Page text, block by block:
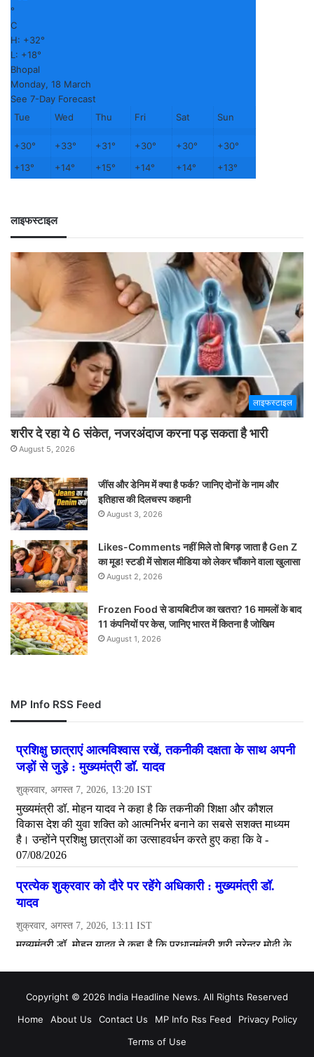
°
C
H: +32°
L: +18°
Bhopal
Monday, 18 March
See 7-Day Forecast
Tue
Wed Thu Fri Sat Sun
+30° +33° +31° +30° +30° +30°
+13° +14° +15° +14° +14° +13°
लाइफस्टाइल
लाइफस्टाइल
शरीर दे रहा ये 6 संकेत, नजरअंदाज करना पड़ सकता है भारी
August 5, 2026
जींस और डेनिम में क्या है फर्क? जानिए दोनों के नाम और
इतिहास की दिलचस्प कहानी
August 3, 2026
Likes-Comments नहीं मिले तो बिगड़ जाता है Gen Z
का मूड! स्टडी में सोशल मीडिया को लेकर चौंकाने वाला खुलासा
August 2, 2026
Frozen Food से डायबिटीज का खतरा? 16 मामलों के बाद
11 कंपनियों पर केस, जानिए भारत में कितना है जोखिम
August 1, 2026
MP Info RSS Feed
Copyright © 2026 India Headline News. All Rights Reserved
Home
About Us Contact Us MP Info Rss Feed
Privacy Policy
Terms of Use